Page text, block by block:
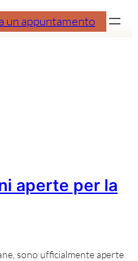
un appuntamento
aperte per la
sono ufficialmente aperte